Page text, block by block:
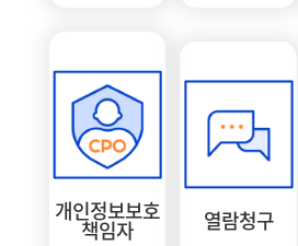
개인정보보호
책임자 열람청구